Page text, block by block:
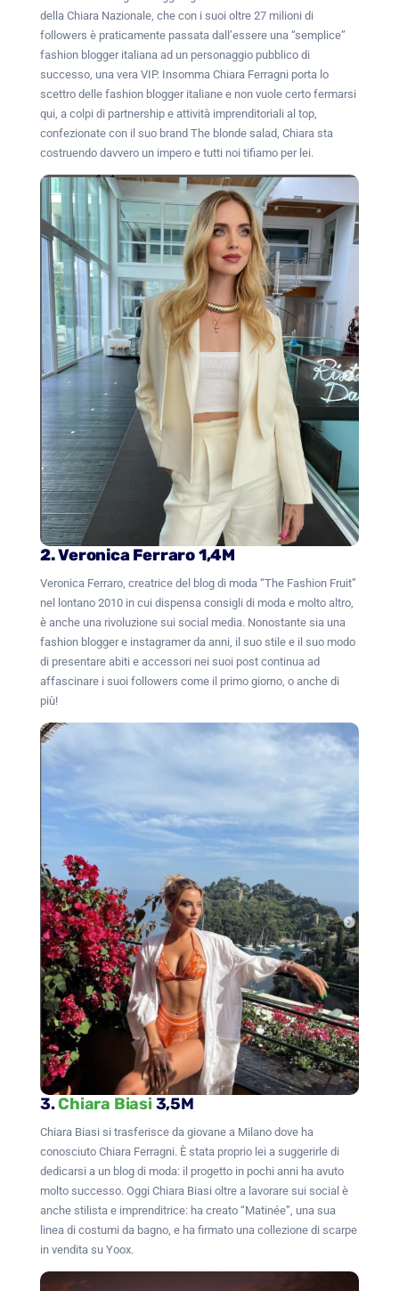
della Chiara Nazionale, che con i suoi oltre 27 milioni di
followers è praticamente passata dall’essere una “semplice”
fashion blogger italiana ad un personaggio pubblico di
successo, una vera VIP. Insomma Chiara Ferragni porta lo
scettro delle fashion blogger italiane e non vuole certo fermarsi
qui, a colpi di partnership e attività imprenditoriali al top,
confezionate con il suo brand The blonde salad, Chiara sta
costruendo davvero un impero e tutti noi tifiamo per lei.
2. Veronica Ferraro 1,4M
Veronica Ferraro, creatrice del blog di moda “The Fashion Fruit”
nel lontano 2010 in cui dispensa consigli di moda e molto altro,
è anche una rivoluzione sui social media. Nonostante sia una
fashion blogger e instagramer da anni, il suo stile e il suo modo
di presentare abiti e accessori nei suoi post continua ad
affascinare i suoi followers come il primo giorno, o anche di
più!
3.Chiara Biasi 3,5M
Chiara Biasi si trasferisce da giovane a Milano dove ha
conosciuto Chiara Ferragni. È stata proprio lei a suggerirle di
dedicarsi a un blog di moda: il progetto in pochi anni ha avuto
molto successo. Oggi Chiara Biasi oltre a lavorare sui social è
anche stilista e imprenditrice: ha creato “Matinée”, una sua
linea di costumi da bagno, e ha firmato una collezione di scarpe
in vendita su Yoox.